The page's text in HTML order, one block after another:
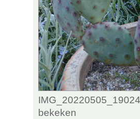
bekeken